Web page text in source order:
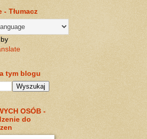
- Tłumacz
tym blogu
OSÓB -
do